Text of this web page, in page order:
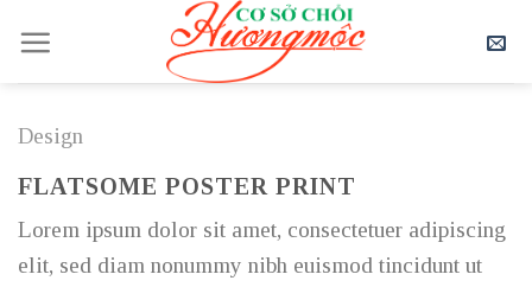
content
Design
FLATSOME POSTER PRINT
Lorem ipsum dolor sit amet, consectetuer adipiscing
elit, sed diam nonummy nibh euismod tincidunt ut